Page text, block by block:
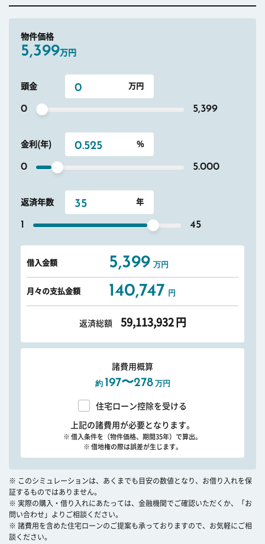
物件価格
5,399万円
頭金
0 5,399
金利(年)
0 5.000
返済年数
1 45
借入金額 5,399 万円
月々の支払金額 140,747 円
返済総額 59,113,932 円
諸費用概算
約 197〜278 万円
住宅ローン控除を受ける
上記の諸費用が必要となります。
※ 借入条件を（物件価格、期間35年）で算出。
※ 借地権の際は誤差が生じます。
※ このシミュレーションは、あくまでも目安の数値となり、お借り入れを保
証するものではありません。
※ 実際の購入・借り入れにあたっては、金融機関でご確認いただくか、「お
問い合わせ」よりご相談ください。
※ 諸費用を含めた住宅ローンのご提案も承っておりますので、お気軽にご相
談ください。